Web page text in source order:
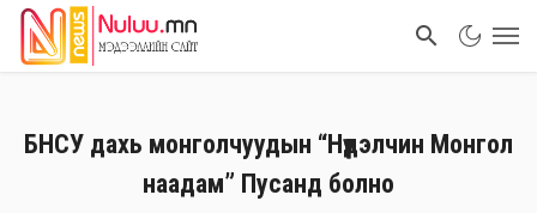
БНСУ дахь монголчуудын “Нүүдэлчин Монгол
наадам” Пусанд болно